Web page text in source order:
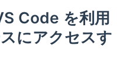
Code を利用
にアクセスす